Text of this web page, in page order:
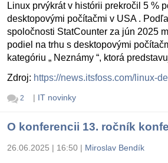
Linux prvýkrát v histórii prekročil 5 %
desktopovými počítačmi v USA .
spoločnosti StatCounter za jún 2025
podiel na trhu s desktopovými
kategóriu „ Neznámy “, ktorá
Zdroj: https://news.itsfoss.com/linux-
2 | IT novinky
O konferencii 13. ročník
26.06.2025 | 16:50 | Miroslav Bendík